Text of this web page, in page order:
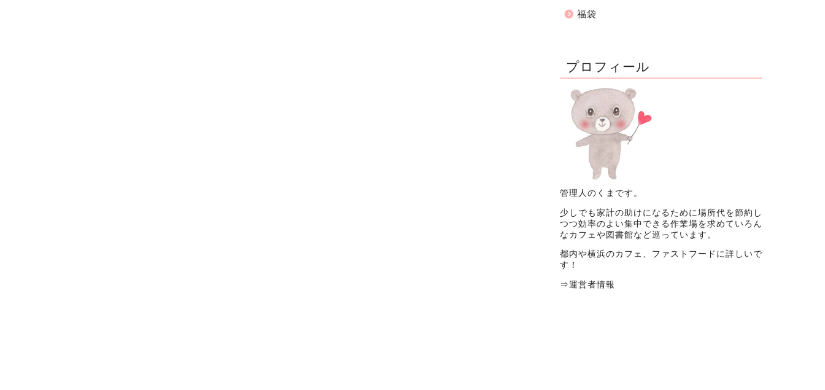
福袋
プロフィール
管理人のくまです。
少しでも家計の助けになるために場所代を節約し
つつ効率のよい集中できる作業場を求めていろん
なカフェや図書館など巡っています。
都内や横浜のカフェ、ファストフードに詳しいで
す！
⇒運営者情報